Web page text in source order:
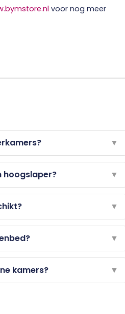
voor nog meer
▼
hoogslaper? ▼
▼
▼
kamers? ▼